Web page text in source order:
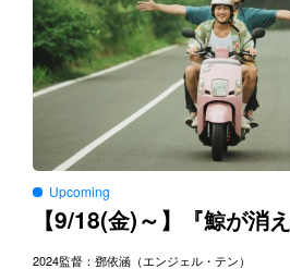
Upcoming
【9/18(金)～】『鯨が消
2024監督：鄧依涵（エンジェル・テン）